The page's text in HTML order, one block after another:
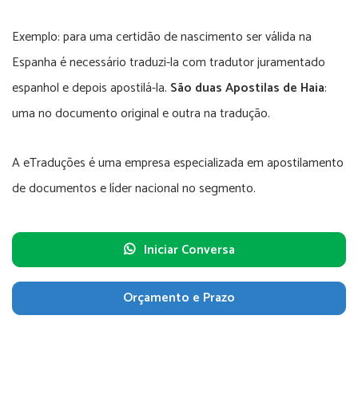
Exemplo: para uma certidão de nascimento ser válida na
Espanha é necessário traduzi-la com tradutor juramentado
espanhol e depois apostilá-la. São duas Apostilas de Haia:
uma no documento original e outra na tradução.
A eTraduções é uma empresa especializada em apostilamento
de documentos e líder nacional no segmento.
Iniciar Conversa
Orçamento e Prazo